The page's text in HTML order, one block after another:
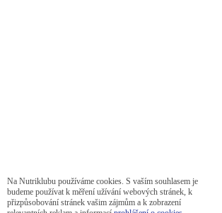
Na Nutriklubu používáme cookies. S vaším souhlasem je
budeme používat k měření užívání webových stránek, k
přizpůsobování stránek vašim zájmům a k zobrazení